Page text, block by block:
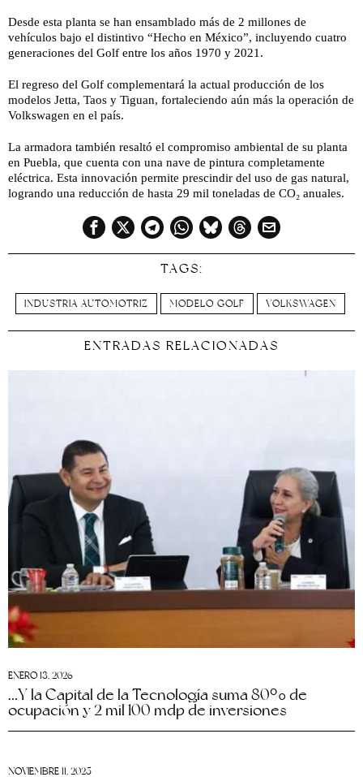
Desde esta planta se han ensamblado más de 2 millones de
vehículos bajo el distintivo “Hecho en México”, incluyendo cuatro
generaciones del Golf entre los años 1970 y 2021.
El regreso del Golf complementará la actual producción de los
modelos Jetta, Taos y Tiguan, fortaleciendo aún más la operación de
Volkswagen en el país.
La armadora también resaltó el compromiso ambiental de su planta
en Puebla, que cuenta con una nave de pintura completamente
eléctrica. Esta innovación permite prescindir del uso de gas natural,
logrando una reducción de hasta 29 mil toneladas de CO₂ anuales.
TAGS:
INDUSTRIA AUTOMOTRIZ MODELO GOLF VOLKSWAGEN
ENTRADAS RELACIONADAS
ENERO 13, 2026
…Y la Capital de la Tecnología suma 80% de
ocupación y 2 mil 100 mdp de inversiones
NOVIEMBRE 11, 2025